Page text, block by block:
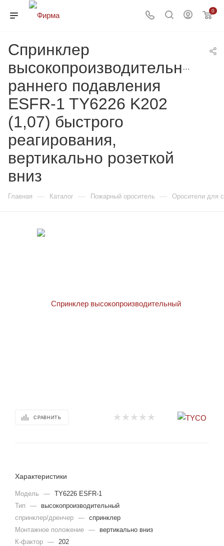
0
Спринклер
высокопроизводительный
раннего подавления
ESFR-1 TY6226 K202
(1,07) быстрого
реагирования,
вертикально розеткой
вниз
Главная — Каталог — Пожарный ороситель — Оросители для
СРАВНИТЬ
Характеристики
Модель — TY6226 ESFR-1
Тип
—
высокопроизводительный
спринклер/дренчер — спринклер
Монтажное положение —
вертикально вниз
К-фактор —
202